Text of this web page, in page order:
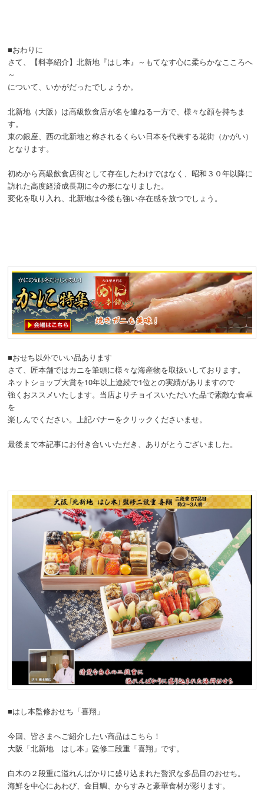
■おわりに
さて、【料亭紹介】北新地『はし本』～もてなす心に柔らかなこころへ
～
について、いかがだったでしょうか。
北新地（大阪）は高級飲食店が名を連ねる一方で、様々な顔を持ちま
す。
東の銀座、西の北新地と称されるくらい日本を代表する花街（かがい）
となります。
初めから高級飲食店街として存在したわけではなく、昭和３０年以降に
訪れた高度経済成長期に今の形になりました。
変化を取り入れ、北新地は今後も強い存在感を放つでしょう。
■おせち以外でいい品あります
さて、匠本舗ではカニを筆頭に様々な海産物を取扱いしております。
ネットショップ大賞を10年以上連続で1位との実績がありますので
強くおススメいたします。当店よりチョイスいただいた品で素敵な食卓
を
楽しんでください。上記バナーをクリックくださいませ。
最後まで本記事にお付き合いいただき、ありがとうございました。
■はし本監修おせち「喜翔」
今回、皆さまへご紹介したい商品はこちら！
大阪「北新地 はし本」監修二段重「喜翔」です。
白木の２段重に溢れんばかりに盛り込まれた贅沢な多品目のおせち。
海鮮を中心にあわび、金目鯛、からすみと豪華食材が彩ります。